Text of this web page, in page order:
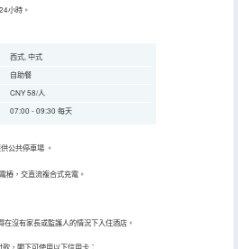
小時。
西式, 中式
自助餐
CNY 58/人
07:00 - 09:30 每天
公共停車場 。
樁，交直流複合式充電。
在沒有家長或監護人的情況下入住酒店。
，閣下可使用以下信用卡：